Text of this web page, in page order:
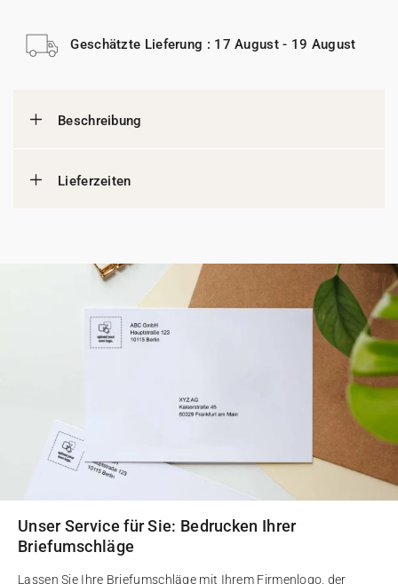
Geschätzte Lieferung : 17 August - 19 August
Beschreibung
Lieferzeiten
Unser Service für Sie: Bedrucken Ihrer
Briefumschläge
Lassen Sie Ihre Briefumschläge mit Ihrem Firmenlogo, der